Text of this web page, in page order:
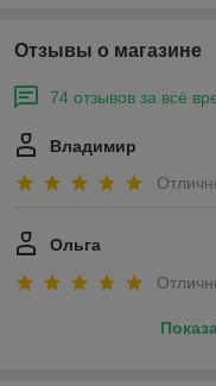
Отзывы о магазине
74 отзывов за всё
Владимир
Ольга